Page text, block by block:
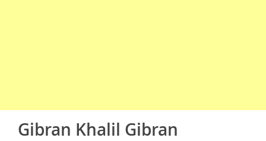
Gibran Khalil Gibran